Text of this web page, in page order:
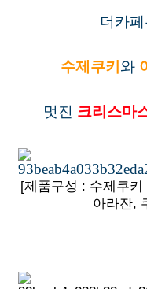
더카
수제쿠키 와
멋진 크리스마
[제품구성 : 수제쿠
아라잔,